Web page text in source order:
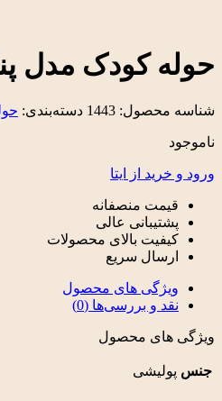
حوله کودک مدل
شناسه محصول: 1443 دسته‌بندی:
ناموجود
ورود و خرید از ایتا
قیمت منصفانه
پشتیبانی عالی
کیفیت بالای محصولات
ارسال سریع
ویژگی های محصول
نقد و بررسی‌ها (0)
ویژگی های محصول
جنس پولیشی